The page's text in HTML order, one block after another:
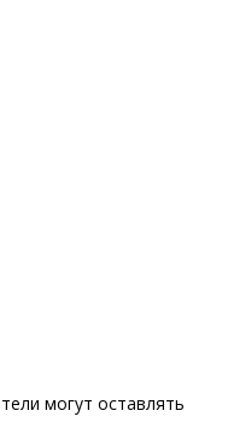
могут оставлять